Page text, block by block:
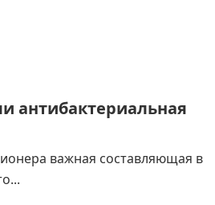
антибактериальная
важная составляющая в